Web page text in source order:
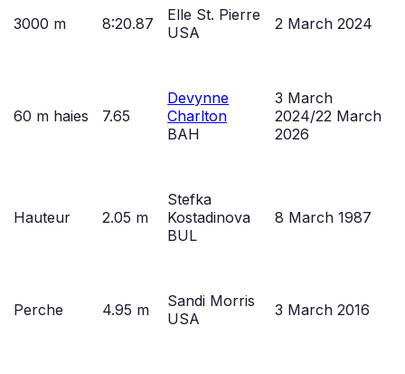
3000 m 8:20.87
Elle St. Pierre
USA
2 March 2024
60 m haies 7.65
Devynne
Charlton
BAH
3 March
2024/22 March
2026
Hauteur 2.05 m
Stefka
Kostadinova
BUL
8 March 1987
Perche 4.95 m
Sandi Morris
USA
3 March 2016